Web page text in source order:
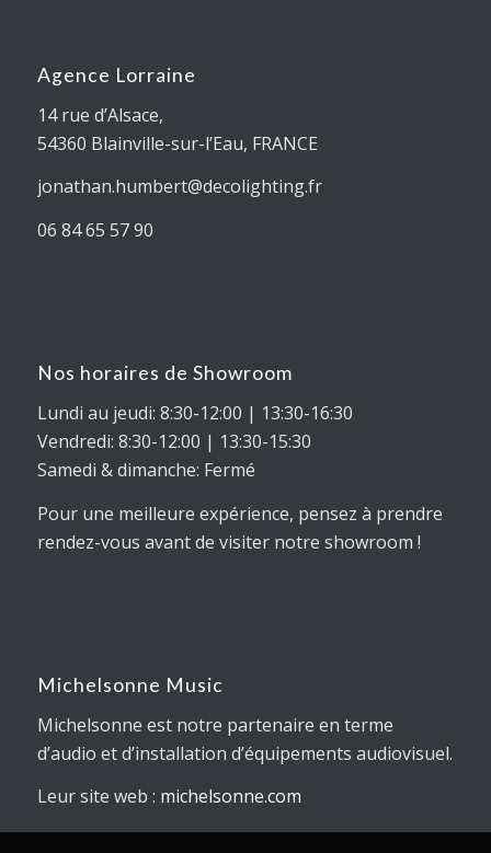
Agence Lorraine
14 rue d’Alsace,
54360 Blainville-sur-l’Eau, FRANCE
jonathan.humbert@decolighting.fr
06 84 65 57 90
Nos horaires de Showroom
Lundi au jeudi: 8:30-12:00 | 13:30-16:30
Vendredi: 8:30-12:00 | 13:30-15:30
Samedi & dimanche: Fermé
Pour une meilleure expérience, pensez à prendre
rendez-vous avant de visiter notre showroom !
Michelsonne Music
Michelsonne est notre partenaire en terme
d’audio et d’installation d’équipements audiovisuel.
Leur site web : michelsonne.com